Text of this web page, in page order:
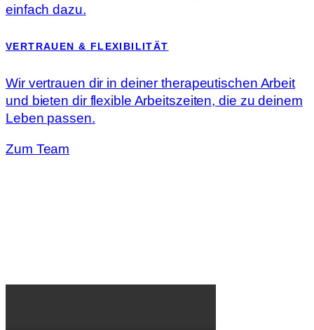
einfach dazu.
VERTRAUEN & FLEXIBILITÄT
Wir vertrauen dir in deiner therapeutischen Arbeit
und bieten dir flexible Arbeitszeiten, die zu deinem
Leben passen.
Zum Team